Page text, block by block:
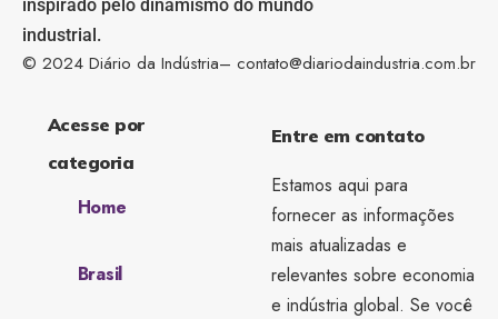
inspirado pelo dinamismo do mundo
industrial.
© 2024 Diário da Indústria– contato@diariodaindustria.com.br
Acesse por
categoria
Home
Brasil
Entre em contato
Estamos aqui para
fornecer as informações
mais atualizadas e
relevantes sobre economia
e indústria global. Se você